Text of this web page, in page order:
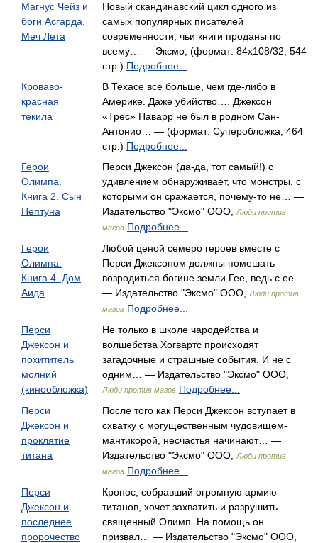
Магнус Чейз и
боги Асгарда.
Меч Лета
Новый скандинавский цикл одного из
самых популярных писателей
современности, чьи книги проданы по
всему… — Эксмо, (формат: 84x108/32, 544
стр.) Подробнее...
Кроваво-
красная
текила
В Техасе все больше, чем где-либо в
Америке. Даже убийство…. Джексон
«Трес» Наварр не был в родном Сан-
Антонио… — (формат: Суперобложка, 464
стр.) Подробнее...
Герои
Олимпа.
Книга 2. Сын
Нептуна
Перси Джексон (да-да, тот самый!) с
удивлением обнаруживает, что монстры, с
которыми он сражается, почему-то не… —
Издательство "Эксмо" ООО,
Люди против
магов Подробнее...
Герои
Олимпа.
Книга 4. Дом
Аида
Любой ценой семеро героев вместе с
Перси Джексоном должны помешать
возродиться богине земли Гее, ведь с ее…
— Издательство "Эксмо" ООО,
Люди против
магов Подробнее...
Перси
Джексон и
похититель
молний
(кинообложка)
Не только в школе чародейства и
волшебства Хогвартс происходят
загадочные и страшные события. И не с
одним… — Издательство "Эксмо" ООО,
Люди против магов Подробнее...
Перси
Джексон и
проклятие
титана
После того как Перси Джексон вступает в
схватку с могущественным чудовищем-
мантикорой, несчастья начинают… —
Издательство "Эксмо" ООО,
Люди против
магов Подробнее...
Перси
Джексон и
последнее
пророчество
Кронос, собравший огромную армию
титанов, хочет захватить и разрушить
священный Олимп. На помощь он
призвал… — Издательство "Эксмо" ООО,